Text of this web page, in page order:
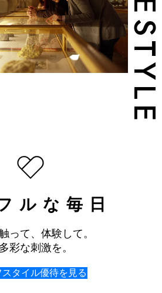
ルな毎日
って、体験して。
彩な刺激を。
スタイル優待を見る